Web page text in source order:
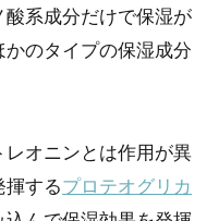
酸系成分だけで保湿が
のタイプの保湿成分
レオニンとは作用が異
揮するプロテオグリカ